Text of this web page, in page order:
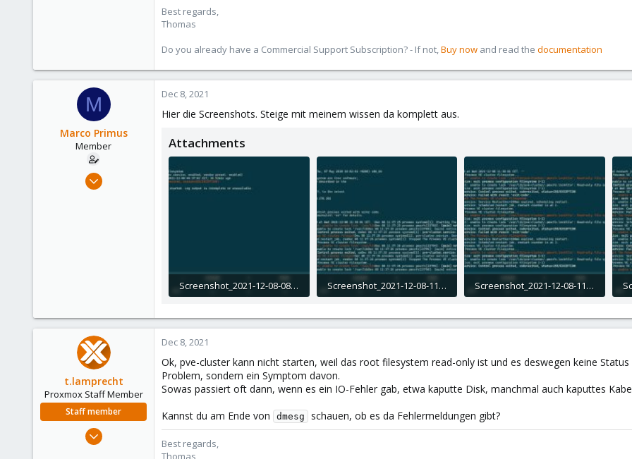
Best regards,
Thomas
Do you already have a Commercial Support Subscription? - If not,Buy now and read the documentation
M
Marco Primus
Member
Dec 17, 2018
Dec 8, 2021
Hier die Screenshots. Steige mit meinem wissen da komplett aus.
Attachments
Screenshot_2021-12-08-08-30-13-664_com.sonelli.juicessh.jpg
Screenshot_2021-12-08-11-38-17-336_com.sonelli.juicessh_copy_1374x634.jpg
Screenshot_2021-12-08-11-38-50-584_com.sonelli.juicessh_copy_1407x649.jpg
t.lamprecht
Proxmox Staff Member
Staff member
Jul 28, 2015
Dec 8, 2021
Ok, pve-cluster kann nicht starten, weil das root filesystem read-only ist und es deswegen keine
Problem, sondern ein Symptom davon.
Sowas passiert oft dann, wenn es ein IO-Fehler gab, etwa kaputte Disk, manchmal auch kaputtes
Kannst du am Ende von
dmesg schauen, ob es da Fehlermeldungen gibt?
Best regards,
Thomas